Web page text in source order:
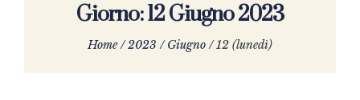
Giorno:12 Giugno 2023
Home /2023 /Giugno /12 (lunedì)